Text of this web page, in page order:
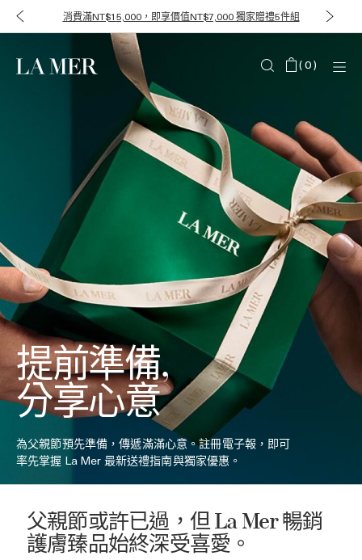
消費滿NT$15,000，即享價值NT$7,000 獨家贈禮5件組
(0)
提前準備,
分享心意
為父親節預先準備，傳遞滿滿心意。註冊電子報，即可
率先掌握 La Mer 最新送禮指南與獨家優惠。
父親節或許已過，但 La Mer 暢銷
護膚臻品始終深受喜愛。